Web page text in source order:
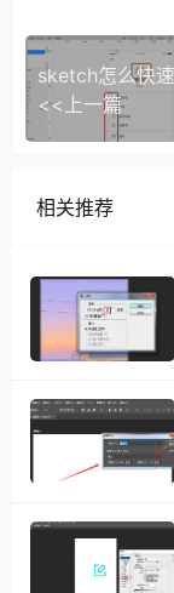
<<上一篇
相关推荐